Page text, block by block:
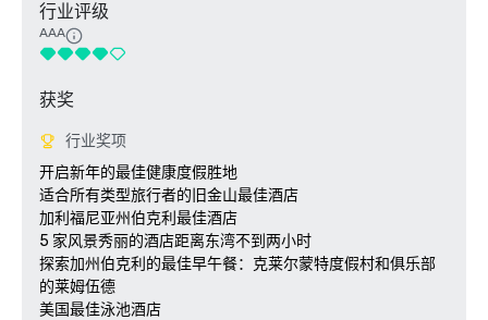
行业评级
AAA
获奖
行业奖项
开启新年的最佳健康度假胜地
适合所有类型旅行者的旧金山最佳酒店
加利福尼亚州伯克利最佳酒店
5 家风景秀丽的酒店距离东湾不到两小时
探索加州伯克利的最佳早午餐：克莱尔蒙特度假村和俱乐部
的莱姆伍德
美国最佳泳池酒店